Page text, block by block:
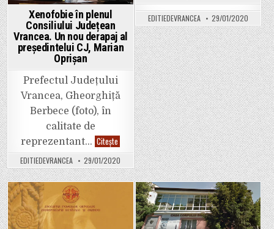
Xenofobie în plenul
Consiliului Județean
Vrancea. Un nou derapaj al
președintelui CJ, Marian
Oprișan
Prefectul Județului
Vrancea, Gheorghiță
Berbece (foto), în
calitate de
reprezentant… Citește Xenofobie
în
plenul
Consiliului
Județean
Vrancea.
derapaj
președintelui
EDITIEDEVRANCEA 29/01/2020
EDITIEDEVRANCEA 29/01/2020
Posted
in
Posted
in